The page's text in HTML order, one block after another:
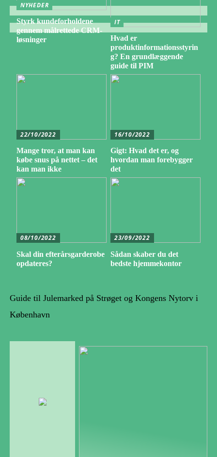
NYHEDER
Styrk kundeforholdene
gennem målrettede CRM-
løsninger
IT
Hvad er
produktinformationsstyrin
g? En grundlæggende
guide til PIM
22/10/2022
Mange tror, at man kan
købe snus på nettet – det
kan man ikke
16/10/2022
Gigt: Hvad det er, og
hvordan man forebygger
det
08/10/2022
Skal din efterårsgarderobe
opdateres?
23/09/2022
Sådan skaber du det
bedste hjemmekontor
Guide til Julemarked på Strøget og Kongens Nytorv i
København